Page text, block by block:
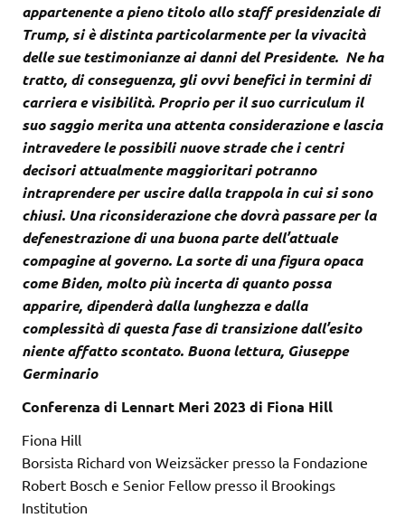
appartenente a pieno titolo allo staff presidenziale di
Trump, si è distinta particolarmente per la vivacità
delle sue testimonianze ai danni del Presidente. Ne ha
tratto, di conseguenza, gli ovvi benefici in termini di
carriera e visibilità. Proprio per il suo curriculum il
suo saggio merita una attenta considerazione e lascia
intravedere le possibili nuove strade che i centri
decisori attualmente maggioritari potranno
intraprendere per uscire dalla trappola in cui si sono
chiusi. Una riconsiderazione che dovrà passare per la
defenestrazione di una buona parte dell’attuale
compagine al governo. La sorte di una figura opaca
come Biden, molto più incerta di quanto possa
apparire, dipenderà dalla lunghezza e dalla
complessità di questa fase di transizione dall’esito
niente affatto scontato. Buona lettura, Giuseppe
Germinario
Conferenza di Lennart Meri 2023 di Fiona Hill
Fiona Hill
Borsista Richard von Weizsäcker presso la Fondazione
Robert Bosch e Senior Fellow presso il Brookings
Institution